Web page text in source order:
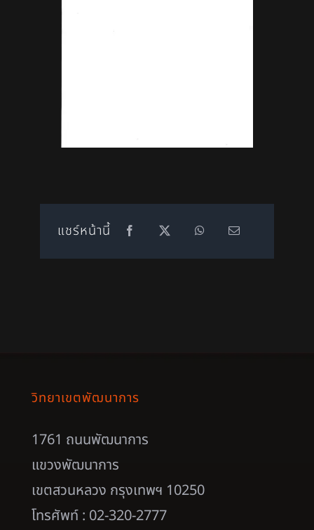
แชร์หน้านี้
วิทยาเขตพัฒนาการ
1761 ถนนพัฒนาการ
แขวงพัฒนาการ
เขตสวนหลวง กรุงเทพฯ 10250
โทรศัพท์ : 02-320-2777